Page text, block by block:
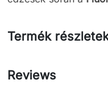
Termék
Reviews